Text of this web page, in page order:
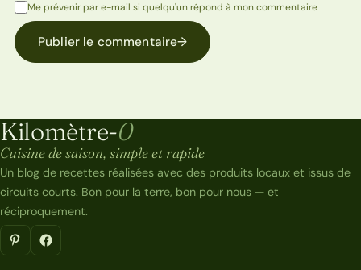
Me prévenir par e-mail si quelqu'un répond à mon commentaire
Publier le commentaire→
Kilomètre-0
Kilomètre-0
Cuisine de saison, simple et rapide
Un blog de recettes réalisées avec des produits locaux et issus de
circuits courts. Bon pour la terre, bon pour nous — et
réciproquement.